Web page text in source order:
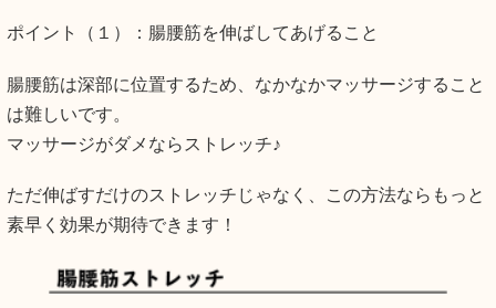
ポイント（１）：腸腰筋を伸ばしてあげること
腸腰筋は深部に位置するため、なかなかマッサージすること
は難しいです。
マッサージがダメならストレッチ♪
ただ伸ばすだけのストレッチじゃなく、この方法ならもっと
素早く効果が期待できます！